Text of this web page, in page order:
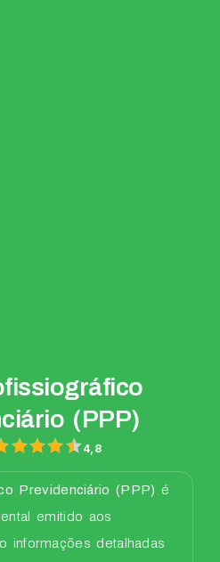
(PPP)
4,8
Previdenciário (PPP) é
emitido aos
informações detalhadas